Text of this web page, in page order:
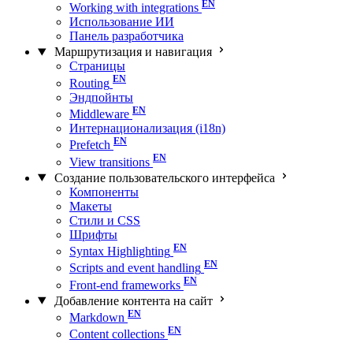
Working with integrations
Использование ИИ
Панель разработчика
Маршрутизация и навигация
Страницы
Routing
Эндпойнты
Middleware
Интернационализация (i18n)
Prefetch
View transitions
Создание пользовательского интерфейса
Компоненты
Макеты
Стили и CSS
Шрифты
Syntax Highlighting
Scripts and event handling
Front-end frameworks
Добавление контента на сайт
Markdown
Content collections